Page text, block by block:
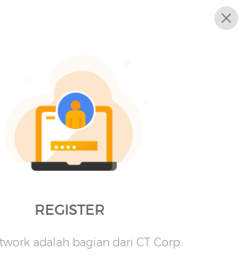
REGISTER
adalah bagian dari CT Corp.